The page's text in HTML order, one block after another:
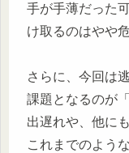
手が手薄だった
け取るのはやや
さらに、今回は
課題となるのが
出遅れや、他に
これまでのよう